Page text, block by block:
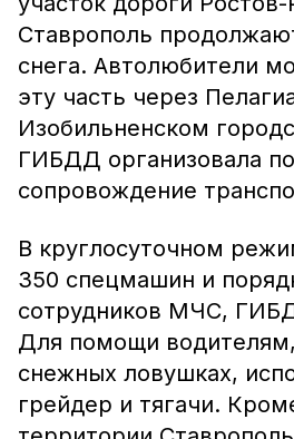
Ставрополь
снега. Автолюбители
эту часть через
Изобильненском
ГИБДД организовала
сопровождение
В круглосуточном
350 спецмашин и
сотрудников МЧС,
Для помощи
снежных ловушках,
грейдер и тягачи.